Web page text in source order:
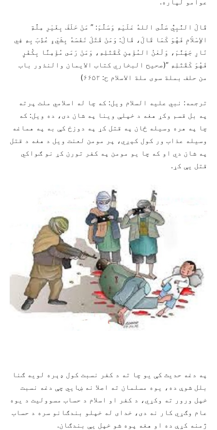
قَالَ النَّبِيُّ صَلَّى اللهُ عَلَيْهِ وَسَلَّمَ: ” مَنْ حَلَفَ بِغَيْرِ مِلَّةِ
الإِسْلاَمِ فَهُوَ كَمَا قَالَ، قَالَ: وَمَنْ قَتَلَ نَفْسَهُ بِشَيْءٍ عُذِّبَ بِهِ فِي
نَارِ جَهَنَّمَ، وَلَعْنُ المُؤْمِنِ كَقَتْلِهِ، وَمَنْ رَمَى مُؤْمِنًا بِكُفْرٍ
فَهُوَ كَقَتْلِهِ “(صحیح البخاري کتاب الایمان والنذور باب
من حلف بملة سوی ملة الاسلام ح: ۶۶۵۲)
ترجمه: نبي علیه السلام ویل: که چا له اسلامي ملت پرته
په بل قسم وکړ هغه د خپلې وینا په شان دی، ده ویل: که
چا په هره وسیله ځان په قتل کړ په دوزخ کې به په هماغه
وسیله عذاب ور کول کېږي، پر مومن لعنت ویل د هغه د قتل
په شان دي او که چا یو مومن په کفر تورن کړ نو ګواکي
قتل يې کړ.
په دغه حدیث کې یو چا ته د کفر نسبت کول ډېره لویه ګنا
بلل شوې ده، یوه مسلمان ته اصلا نه ښايي چې دغه نسبت
خپل ورور ته وکړي، د کفر او اسلام د حساب مسوولیت د یوه
عام وګړي کار نه دی، خدای له خپلو بندګانو سره د حساب
ژمنه کړې ده او هغه پوه شو خپل يې بندګان.